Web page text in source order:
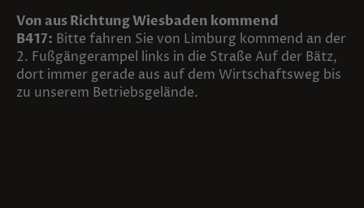
Von aus Richtung Wiesbaden kommend
B417: Bitte fahren Sie von Limburg kommend an der
2. Fußgängerampel links in die Straße Auf der Bätz,
dort immer gerade aus auf dem Wirtschaftsweg bis
zu unserem Betriebsgelände.